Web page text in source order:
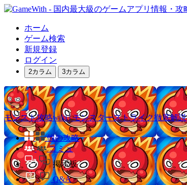
ホーム
ゲーム検索
新規登録
ログイン
2カラム 3カラム
モンスト攻略wiki | モンスターストライク徹底解説
他の攻略
コミュ
掲示板
Q&A